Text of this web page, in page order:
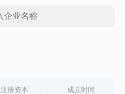
注册资本 成立时间